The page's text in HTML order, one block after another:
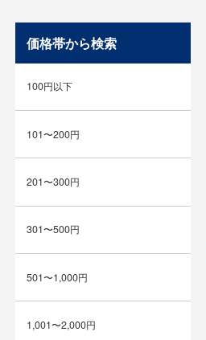
価格帯から検索
100円以下
101〜200円
201〜300円
301〜500円
501〜1,000円
1,001〜2,000円